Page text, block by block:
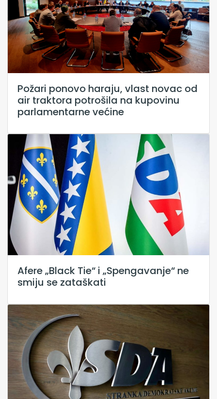
Požari ponovo haraju, vlast novac od
air traktora potrošila na kupovinu
parlamentarne većine
Afere „Black Tie“ i „Spengavanje“ ne
smiju se zataškati